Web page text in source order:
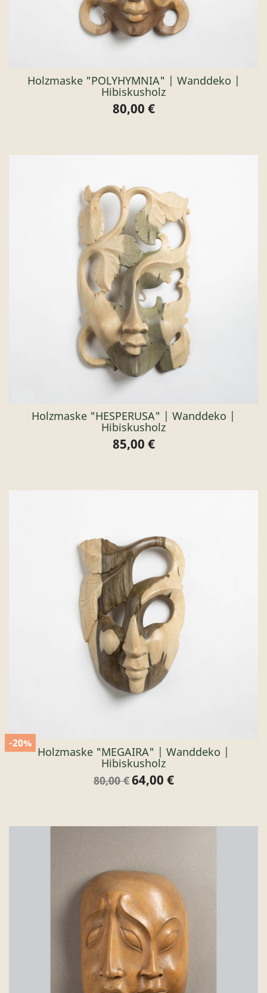
Holzmaske "POLYHYMNIA" | Wanddeko |
Hibiskusholz
Preis
80,00 €
Holzmaske "HESPERUSA" | Wanddeko |
Hibiskusholz
Preis
85,00 €
Holzmaske "MEGAIRA" | Wanddeko |
Hibiskusholz
Verkaufspreis
80,00 €
-20%
Preis
64,00 €